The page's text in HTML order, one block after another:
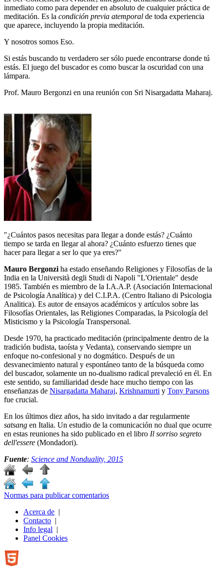
inmediato como para depender en absoluto de cualquier práctica de
meditación. Es la condición previa atemporal de toda experiencia
que aparece, incluyendo la propia meditación.
Y nosotros somos Eso.
Si estás buscando tu verdadero ser sólo puede encontrarse donde tú
estás. El juego del buscador es como buscar la oscuridad con una
lámpara.
Prof. Mauro Bergonzi en una reunión con Sri Nisargadatta Maharaj.
"¿Cuántos pasos necesitas para llegar a donde estás? ¿Cuánto
tiempo se tarda en llegar al ahora? ¿Cuánto esfuerzo tienes que
hacer para llegar a ser lo que ya eres?"
Mauro Bergonzi ha estado enseñando Religiones y Filosofías de la
India en la Università degli Studi di Napoli "L'Orientale" desde
1985. También es miembro de la I.A.A.P. (Asociación Internacional
de Psicología Analítica) y del C.I.P.A. (Centro Italiano di Psicologia
Analitica). Es autor de ensayos académicos y artículos sobre las
Filosofías Orientales, las Religiones Comparadas, la Psicología del
Misticismo y la Psicología Transpersonal.
Desde 1970, ha practicado meditación (principalmente dentro de la
tradición budista, taoísta y Vedanta), conservando siempre un
enfoque no-confesional y no dogmático. Después de un
desvanecimiento natural y espontáneo tanto de la búsqueda como
del buscador, solamente un no-dualismo radical prevaleció en él. En
este sentido, su familiaridad desde hace mucho tiempo con las
enseñanzas de Nisargadatta Maharaj, Krishnamurti y Tony Parsons
fue crucial.
En los últimos diez años, ha sido invitado a dar regularmente
satsang en Italia. Un estudio de la comunicación no dual que ocurre
en estas reuniones ha sido publicado en el libro Il sorriso segreto
dell'essere (Mondadori).
Fuente: Science and Nonduality, 2015
Normas para publicar comentarios
Acerca de |
Contacto |
Info legal |
Panel Cookies